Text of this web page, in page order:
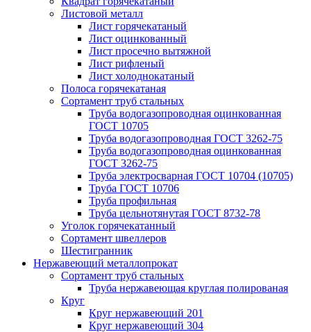
Листовой металл
Лист горячекатаный
Лист оцинкованный
Лист просечно вытяжной
Лист рифленый
Лист холоднокатаный
Полоса горячекатаная
Сортамент труб стальных
Труба водогазопроводная оцинкованная
ГОСТ 10705
Труба водогазопроводная ГОСТ 3262-75
Труба водогазопроводная оцинкованная
ГОСТ 3262-75
Труба электросварная ГОСТ 10704 (10705)
Труба ГОСТ 10706
Труба профильная
Труба цельнотянутая ГОСТ 8732-78
Уголок горячекатанный
Сортамент швеллеров
Шестигранник
Нержавеющий металлопрокат
Сортамент труб стальных
Труба нержавеющая круглая полированая
Круг
Круг нержавеющий 201
Круг нержавеющий 304